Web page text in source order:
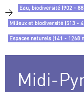
> Eau, biodiversité (902 -
Milieux et biodiversité (513 -
Espaces naturels (141 - 1268
Midi-